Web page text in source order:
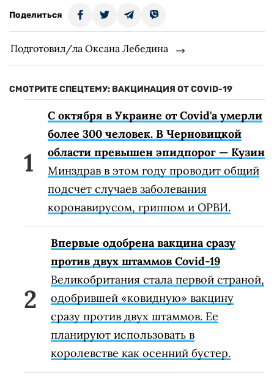
Поделиться
Подготовил/ла Оксана Лебедина
СМОТРИТЕ СПЕЦТЕМУ: ВАКЦИНАЦИЯ ОТ COVID-19
С октября в Украине от Covid'а умерли
более 300 человек. В Черновицкой
области превышен эпидпорог — Кузин
Минздрав в этом году проводит общий
подсчет случаев заболевания
коронавирусом, гриппом и ОРВИ.
Впервые одобрена вакцина сразу
против двух штаммов Covid-19
Великобритания стала первой страной,
одобрившей «ковидную» вакцину
сразу против двух штаммов. Ее
планируют использовать в
королевстве как осенний бустер.